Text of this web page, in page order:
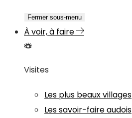
Fermer sous-menu
À voir, à faire
Visites
Les plus beaux villages
Les savoir-faire audois